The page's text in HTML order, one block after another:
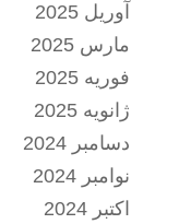
آوریل 2025
مارس 2025
فوریه 2025
ژانویه 2025
دسامبر 2024
نوامبر 2024
اکتبر 2024